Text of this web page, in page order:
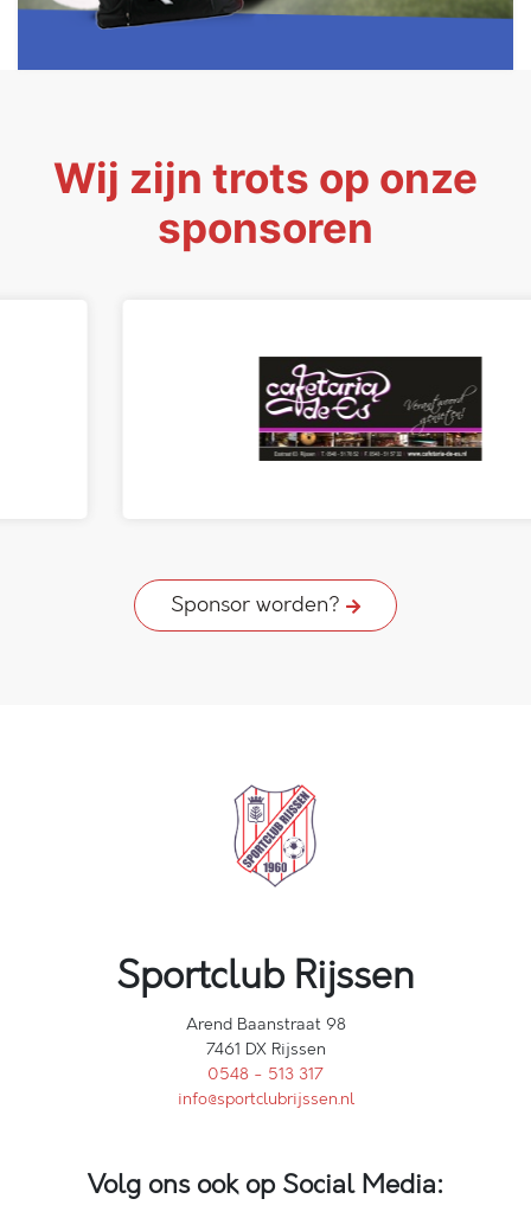
Wij zijn trots op onze
sponsoren
Sponsor worden?
Sportclub Rijssen
Arend Baanstraat 98
7461 DX Rijssen
0548 - 513 317
info@sportclubrijssen.nl
Volg ons ook op Social Media: